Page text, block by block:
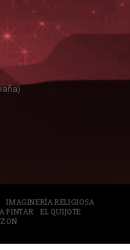
IMAGINERÍA RELIGIOSA
PINTAR
EL QUIJOTE